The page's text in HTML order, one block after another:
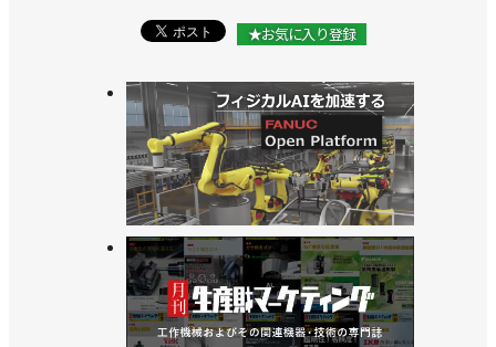
トで解決／スギノマシン 荻野みなみさん
ボットシステム／スギノマシン
>>板金向けに２種類のパッケージシステムを開発／
スギノマシン
>>ロボットでの切削加工を可能にするエンドエフェ
クターを開発／スギノマシン
>>サービスが競争力の源泉に／スギノマシン
★お気に入り登録